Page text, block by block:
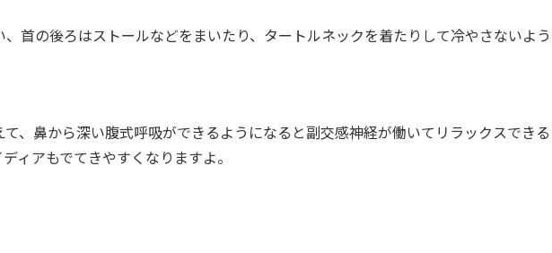
、首の後ろはストールなどをまいたり、タートルネックを着たりして冷やさないよ
、鼻から深い腹式呼吸ができるようになると副交感神経が働いてリラックスでき
ィアもでてきやすくなりますよ。